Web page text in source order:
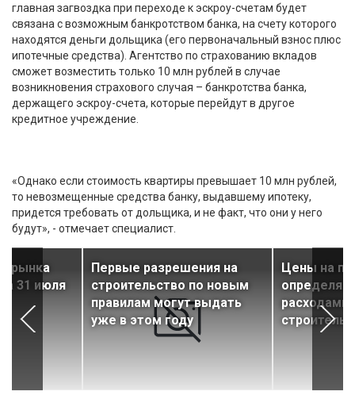
главная загвоздка при переходе к эскроу-счетам будет
связана с возможным банкротством банка, на счету которого
находятся деньги дольщика (его первоначальный взнос плюс
ипотечные средства). Агентство по страхованию вкладов
сможет возместить только 10 млн рублей в случае
возникновения страхового случая – банкротства банка,
держащего эскроу-счета, которые перейдут в другое
кредитное учреждение.
«Однако если стоимость квартиры превышает 10 млн рублей,
то невозмещенные средства банку, выдавшему ипотеку,
придется требовать от дольщика, и не факт, что они у него
будут», - отмечает специалист.
рынка
31 июля
Первые разрешения на
строительство по новым
правилам могут выдать
уже в этом году
Цены на
расходами